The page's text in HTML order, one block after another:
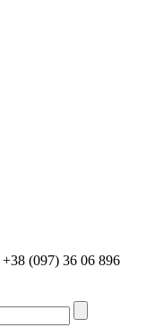
+38 (097) 36 06 896